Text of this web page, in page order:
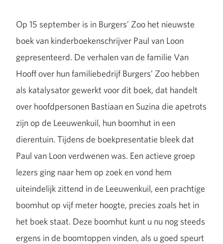
Op 15 september is in Burgers’ Zoo het nieuwste
boek van kinderboekenschrijver Paul van Loon
gepresenteerd. De verhalen van de familie Van
Hooff over hun familiebedrijf Burgers’ Zoo hebben
als katalysator gewerkt voor dit boek, dat handelt
over hoofdpersonen Bastiaan en Suzina die apetrots
zijn op de Leeuwenkuil, hun boomhut in een
dierentuin. Tijdens de boekpresentatie bleek dat
Paul van Loon verdwenen was. Een actieve groep
lezers ging naar hem op zoek en vond hem
uiteindelijk zittend in de Leeuwenkuil, een prachtige
boomhut op vijf meter hoogte, precies zoals het in
het boek staat. Deze boomhut kunt u nu nog steeds
ergens in de boomtoppen vinden, als u goed speurt